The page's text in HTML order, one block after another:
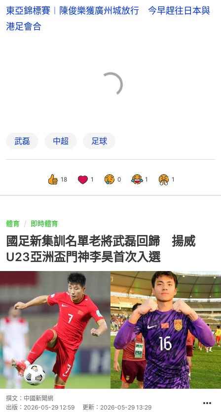
東亞錦標賽︱陳俊樂獲廣州城放行 今早趕往日本與
港足會合
武磊 中超 足球
18 1 0 1 1
體育 即時體育
國足新集訓名單老將武磊回歸 揚威
U23亞洲盃門神李昊首次入選
撰文： 中國新聞網
出版： 2026-05-29 12:59 更新： 2026-05-29 13:29